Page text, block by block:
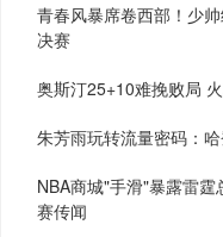
青春风暴席卷西部！少
决赛
奥斯汀25+10难挽败局
朱芳雨玩转流量密码：
NBA商城"手滑"暴露雷
赛传闻